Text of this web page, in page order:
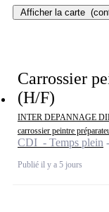
Afficher la carte
Carrossier
(H/F)
INTER DEPANNAGE
carrossier peintre
CDI - Temps plein
Publié il y a 5 jours